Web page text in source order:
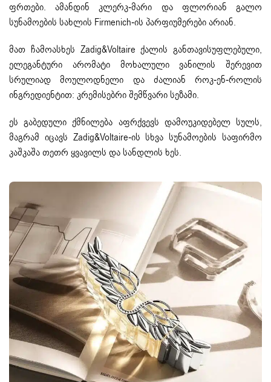
ფრთები. ამანდინ კლერკ-მარი და ფლორიან გალო
სუნამოების სახლის Firmenich-ის პარფიუმერები არიან.
მათ ჩამოასხეს Zadig&Voltaire ქალის განთავისუფლებული,
ელეგანტური არომატი მოხალული ვანილის შერევით
სრულიად მოულოდნელი და ძალიან როკ-ენ-როლის
ინგრედიენტით: კრემისებრი შემწვარი სეზამი.
ეს გაბედული ქმნილება აფრქვევს დამოუკიდებელ სულს,
მაგრამ იცავს Zadig&Voltaire-ის სხვა სუნამოების საფირმო
კაშკაშა თეთრ ყვავილს და სანდლის ხეს.